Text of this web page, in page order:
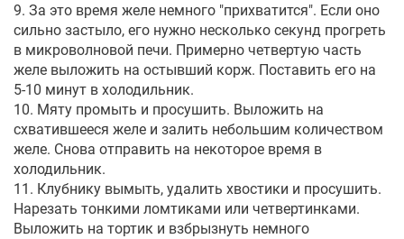
9. За это время желе немного "прихватится". Если оно
сильно застыло, его нужно несколько секунд прогреть
в микроволновой печи. Примерно четвертую часть
желе выложить на остывший корж. Поставить его на
5-10 минут в холодильник.
10. Мяту промыть и просушить. Выложить на
схватившееся желе и залить небольшим количеством
желе. Снова отправить на некоторое время в
холодильник.
11. Клубнику вымыть, удалить хвостики и просушить.
Нарезать тонкими ломтиками или четвертинками.
Выложить на тортик и взбрызнуть немного